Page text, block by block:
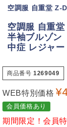
空調服 自重堂 Z-
空調服 自重
半袖ブルゾン
中症 レジャ
商品番号 1269049
WEB特別価格 ¥
会員価格あり
期間限定！会員